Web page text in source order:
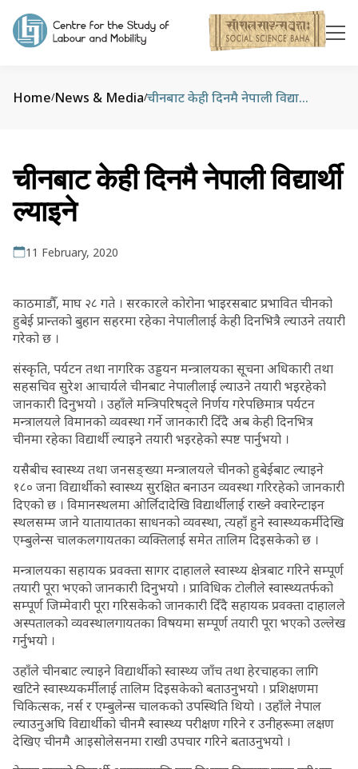
Home/News & Media/ चीनबाट केही दिनमै नेपाली विद्यार्थी ल्याइने
चीनबाट केही दिनमै नेपाली विद्यार्थी
ल्याइने
11 February, 2020
काठमाडौँ, माघ २८ गते । सरकारले कोरोना भाइरसबाट प्रभावित चीनको
हुबेई प्रान्तको बुहान सहरमा रहेका नेपालीलाई केही दिनभित्रै ल्याउने तयारी
गरेको छ ।
संस्कृति, पर्यटन तथा नागरिक उड्डयन मन्त्रालयका सूचना अधिकारी तथा
सहसचिव सुरेश आचार्यले चीनबाट नेपालीलाई ल्याउने तयारी भइरहेको
जानकारी दिनुभयो । उहाँले मन्त्रिपरिषद्ले निर्णय गरेपछिमात्र पर्यटन
मन्त्रालयले विमानको व्यवस्था गर्ने जानकारी दिँदै अब केही दिनभित्र
चीनमा रहेका विद्यार्थी ल्याइने तयारी भइरहेको स्पष्ट पार्नुभयो ।
यसैबीच स्वास्थ्य तथा जनसङ्ख्या मन्त्रालयले चीनको हुबेईबाट ल्याइने
१८० जना विद्यार्थीको स्वास्थ्य सुरक्षित बनाउन व्यवस्था गरिरहेको जानकारी
दिएको छ । विमानस्थलमा ओर्लिदादेखि विद्यार्थीलाई राख्ने क्वारेन्टाइन
स्थलसम्म जाने यातायातका साधनको व्यवस्था, त्यहाँ हुने स्वास्थ्यकर्मीदेखि
एम्बुलेन्स चालकलगायतका व्यक्तिलाई समेत तालिम दिइसकेको छ ।
मन्त्रालयका सहायक प्रवक्ता सागर दाहालले स्वास्थ्य क्षेत्रबाट गरिने सम्पूर्ण
तयारी पूरा भएको जानकारी दिनुभयो । प्राविधिक टोलीले स्वास्थ्यतर्फको
सम्पूर्ण जिम्मेवारी पूरा गरिसकेको जानकारी दिँदै सहायक प्रवक्ता दाहालले
अस्पतालको व्यवस्थालगायतका विषयमा सम्पूर्ण तयारी पूरा भएको उल्लेख
गर्नुभयो ।
उहाँले चीनबाट ल्याइने विद्यार्थीको स्वास्थ्य जाँच तथा हेरचाहका लागि
खटिने स्वास्थ्यकर्मीलाई तालिम दिइसकेको बताउनुभयो । प्रशिक्षणमा
चिकित्सक, नर्स र एम्बुलेन्स चालकको उपस्थिति थियो । उहाँले नेपाल
ल्याउनुअघि विद्यार्थीको चीनमै स्वास्थ्य परीक्षण गरिने र उनीहरूमा लक्षण
देखिए चीनमै आइसोलेसनमा राखी उपचार गरिने बताउनुभयो ।